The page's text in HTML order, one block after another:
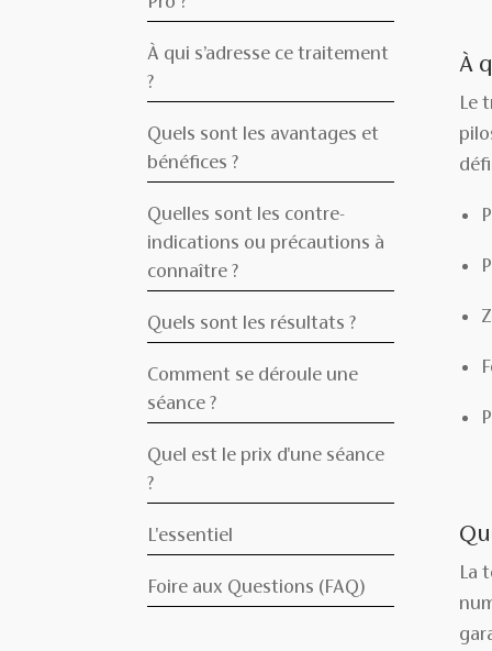
À qui s’adresse ce traitement
?
Quels sont les avantages et
bénéfices ?
Quelles sont les contre-
indications ou précautions à
connaître ?
Quels sont les résultats ?
Comment se déroule une
séance ?
Quel est le prix d'une séance
?
L'essentiel
Foire aux Questions (FAQ)
À
Le
La